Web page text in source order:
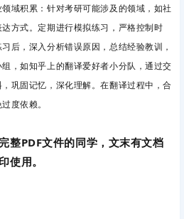
域积累 ：针对考研可能涉及的领域，如社
方式。定期进行模拟练习，严格控制时
后，深入分析错误原因，总结经验教训，
，如知乎上的翻译爱好者小分队，通过交
巩固记忆，深化理解。在翻译过程中，合
度依赖。
整PDF文件的同学，文末有文档
使用。